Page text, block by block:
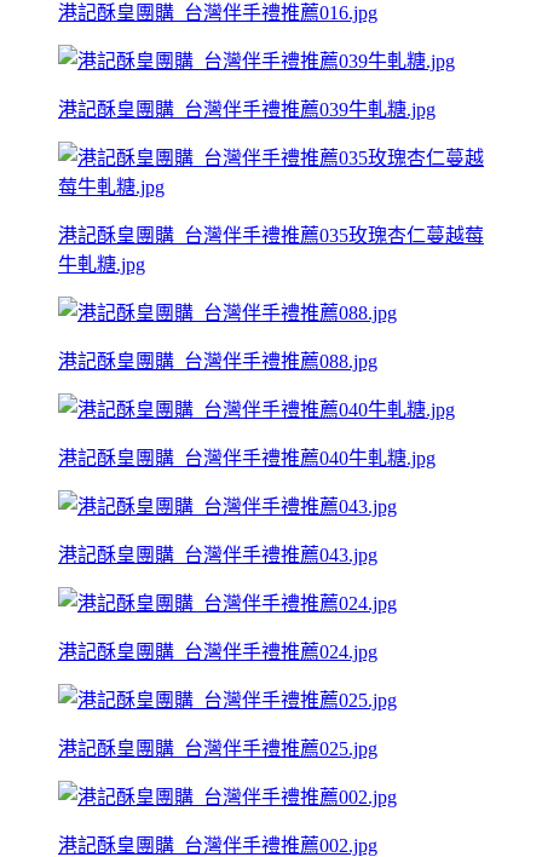
港記酥皇團購_台灣伴手禮推薦016.jpg
港記酥皇團購_台灣伴手禮推薦039牛軋糖.jpg
港記酥皇團購_台灣伴手禮推薦035玫瑰杏仁蔓越莓
牛軋糖.jpg
港記酥皇團購_台灣伴手禮推薦088.jpg
港記酥皇團購_台灣伴手禮推薦040牛軋糖.jpg
港記酥皇團購_台灣伴手禮推薦043.jpg
港記酥皇團購_台灣伴手禮推薦024.jpg
港記酥皇團購_台灣伴手禮推薦025.jpg
港記酥皇團購_台灣伴手禮推薦002.jpg